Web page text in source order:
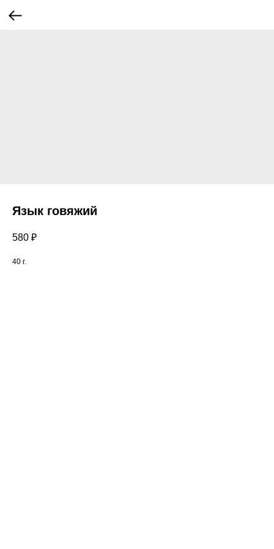
Язык говяжий
580 ₽
40 г.